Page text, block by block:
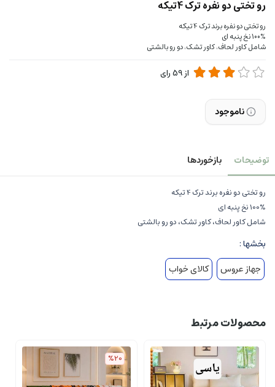
رو تختی دو نفره ترک 4تیکه
رو تختی دو نفره برند ترک 4 تیکه
100% نخ پنبه ای
شامل کاور لحاف، کاور تشک، دو رو بالشتی
از59رای
ناموجود
توضیحات بازخوردها
رو تختی دو نفره برند ترک 4 تیکه
100% نخ پنبه ای
شامل کاور لحاف، کاور تشک، دو رو بالشتی
بخشها :
جهاز عروس
کالای خواب
محصولات مرتبط
%20